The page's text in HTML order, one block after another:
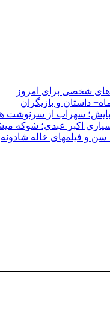
داستان و بازیگران
سهراب از سرنوشت
اکبر عبدی؛ شوکه
و فیلمهای خاله شادونه